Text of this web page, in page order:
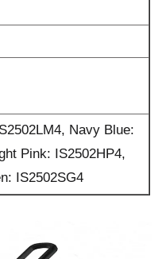
Navy Blue:
Pink: IS2502HP4,
IS2502SG4